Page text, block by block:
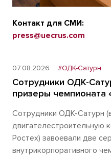
Контакт для СМИ:
press@uecrus.com
07.08.2026 #ОДК-Сатурн
Сотрудники ОДК-
призеры чемпионата
Сотрудники ОДК-Сатурн
двигателестроительную
Ростех) завоевали две
внутрикорпоративного